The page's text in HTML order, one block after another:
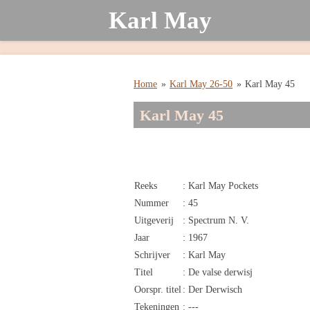
Karl May
Home » Karl May 26-50 » Karl May 45
Karl May 45
Reeks
: Karl May Pockets
Nummer
: 45
Uitgeverij
: Spectrum N. V.
Jaar
: 1967
Schrijver
: Karl May
Titel
: De valse derwisj
Oorspr. titel : Der Derwisch
Tekeningen : ---